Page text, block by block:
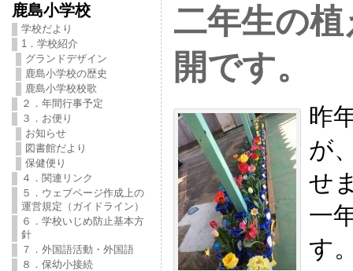
鹿島小学校
学校だより
1．学校紹介
グランドデザイン
鹿島小学校の歴史
鹿島小学校校歌
２．年間行事予定
３．お便り
お知らせ
図書館だより
保健便り
４．関連リンク
５．ウェブページ作成上の
運営規定（ガイドライン）
６．学校いじめ防止基本方
針
７．外国語活動・外国語
８．保幼小接続
二年生の
開です。
昨
が
せ
一
す